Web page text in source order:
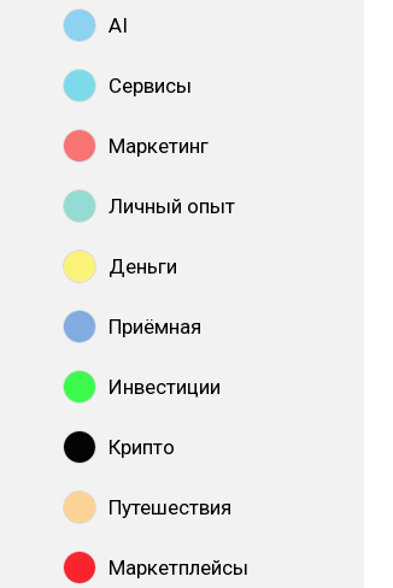
AI
Сервисы
Маркетинг
Личный опыт
Деньги
Приёмная
Инвестиции
Крипто
Путешествия
Маркетплейсы